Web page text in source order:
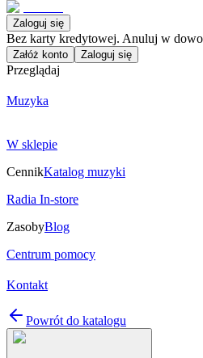
Zaloguj się
Bez karty kredytowej. Anuluj w
Załóż konto Zaloguj się
Przeglądaj
Muzyka
W sklepie
CennikKatalog muzyki
Radia In-store
ZasobyBlog
Centrum pomocy
Kontakt
Powrót do katalogu